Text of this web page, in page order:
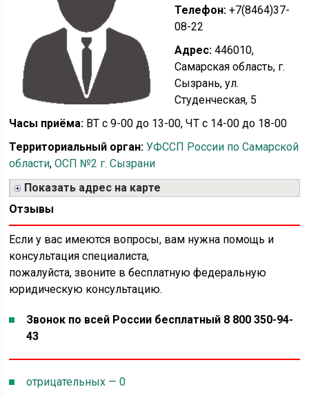
Телефон: +7(8464)37-
08-22
Адрес: 446010,
Самарская область, г.
Сызрань, ул.
Студенческая, 5
Часы приёма: ВТ с 9-00 до 13-00, ЧТ с 14-00 до 18-00
Территориальный орган: УФССП России по Самарской
области,ОСП №2 г. Сызрани
Показать адрес на карте
Отзывы
Если у вас имеются вопросы, вам нужна помощь и
консультация специалиста,
пожалуйста, звоните в бесплатную федеральную
юридическую консультацию.
Звонок по всей России бесплатный 8 800 350-94-
43
отрицательных — 0